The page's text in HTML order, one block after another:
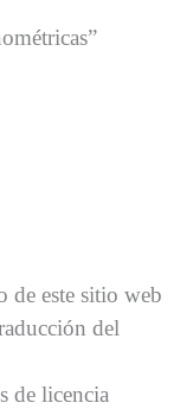
de este sitio web
del
de licencia